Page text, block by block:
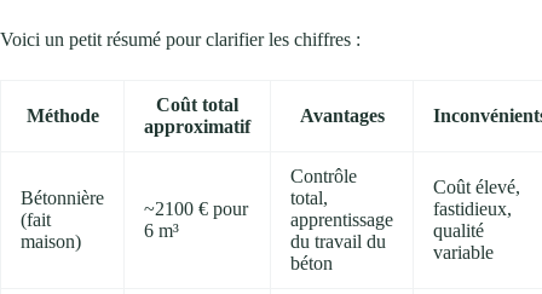
Voici un petit résumé pour clarifier les chiffres :
Méthode
Coût total
approximatif
Avantages
Bétonnière
(fait
maison)
~2100 € pour
6 m³
Contrôle
total,
apprentissage
du travail du
béton
Coût élevé,
fastidieux,
qualité
variable